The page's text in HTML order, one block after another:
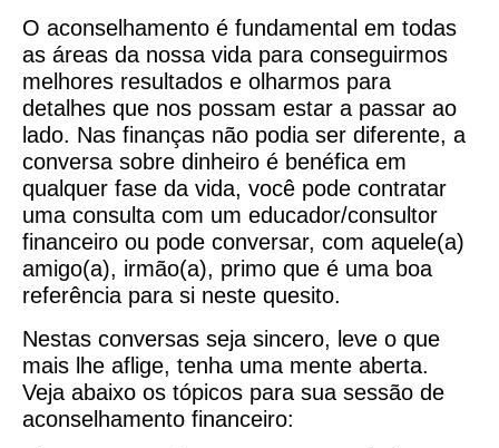
O aconselhamento é fundamental em todas
as áreas da nossa vida para conseguirmos
melhores resultados e olharmos para
detalhes que nos possam estar a passar ao
lado. Nas finanças não podia ser diferente, a
conversa sobre dinheiro é benéfica em
qualquer fase da vida, você pode contratar
uma consulta com um educador/consultor
financeiro ou pode conversar, com aquele(a)
amigo(a), irmão(a), primo que é uma boa
referência para si neste quesito.
Nestas conversas seja sincero, leve o que
mais lhe aflige, tenha uma mente aberta.
Veja abaixo os tópicos para sua sessão de
aconselhamento financeiro: